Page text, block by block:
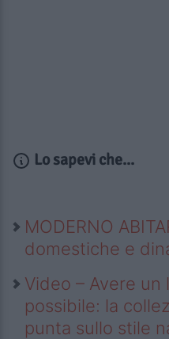
Lo sapevi che...
MODERNO
domestiche e
Video – Avere
possibile: la
punta sullo stile